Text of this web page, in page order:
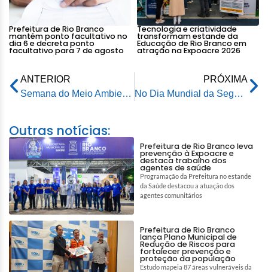
Prefeitura de Rio Branco
mantém ponto facultativo no
dia 6 e decreta ponto
facultativo para 7 de agosto
Tecnologia e criatividade
transformam estande da
Educação de Rio Branco em
atração na Expoacre 2026
ANTERIOR
Semana do Meio Ambiente segue com atividades no Parque Ambiental Chico Mendes
PRÓXIMA
No Dia Mundial da Segurança Alimentar, Restaurante Popular se destaca como exemplo de ação social
Outras notícias:
Prefeitura de Rio Branco leva
prevenção à Expoacre e
destaca trabalho dos
agentes de saúde
Programação da Prefeitura no estande
da Saúde destacou a atuação dos
agentes comunitários
Prefeitura de Rio Branco
lança Plano Municipal de
Redução de Riscos para
fortalecer prevenção e
proteção da população
Estudo mapeia 87 áreas vulneráveis da